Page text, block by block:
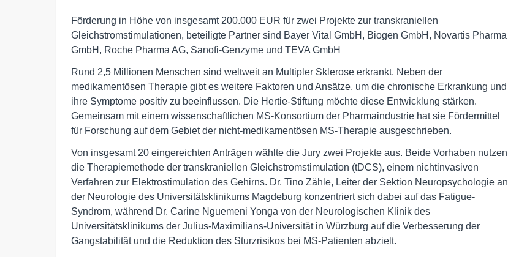
Förderung in Höhe von insgesamt 200.000 EUR für zwei Projekte zur transkraniellen
Gleichstromstimulationen, beteiligte Partner sind Bayer Vital GmbH, Biogen GmbH, Novartis Pharma
GmbH, Roche Pharma AG, Sanofi-Genzyme und TEVA GmbH
Rund 2,5 Millionen Menschen sind weltweit an Multipler Sklerose erkrankt. Neben der
medikamentösen Therapie gibt es weitere Faktoren und Ansätze, um die chronische Erkrankung und
ihre Symptome positiv zu beeinflussen. Die Hertie-Stiftung möchte diese Entwicklung stärken.
Gemeinsam mit einem wissenschaftlichen MS-Konsortium der Pharmaindustrie hat sie Fördermittel
für Forschung auf dem Gebiet der nicht-medikamentösen MS-Therapie ausgeschrieben.
Von insgesamt 20 eingereichten Anträgen wählte die Jury zwei Projekte aus. Beide Vorhaben nutzen
die Therapiemethode der transkraniellen Gleichstromstimulation (tDCS), einem nichtinvasiven
Verfahren zur Elektrostimulation des Gehirns. Dr. Tino Zähle, Leiter der Sektion Neuropsychologie an
der Neurologie des Universitätsklinikums Magdeburg konzentriert sich dabei auf das Fatigue-
Syndrom, während Dr. Carine Nguemeni Yonga von der Neurologischen Klinik des
Universitätsklinikums der Julius-Maximilians-Universität in Würzburg auf die Verbesserung der
Gangstabilität und die Reduktion des Sturzrisikos bei MS-Patienten abzielt.